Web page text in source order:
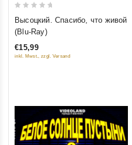
5
Высоцкий. Спасибо, что живой
(Blu-Ray)
€15,99
inkl. Mwst., zzgl. Versand